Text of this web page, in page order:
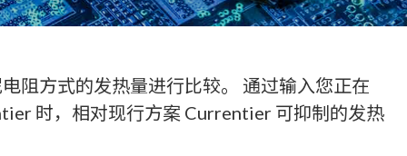
阻方式的发热量进行比较。 通过输入您正在
时，相对现行方案 Currentier 可抑制的发热